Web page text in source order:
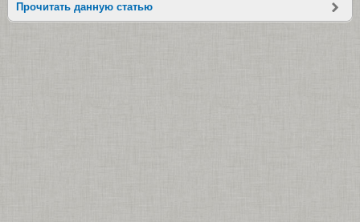
Прочитать данную статью